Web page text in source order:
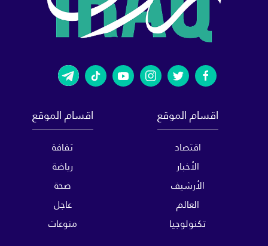
اقسام الموقع
اقتصاد
الأخبار
الأرشيف
العالم
تكنولوجيا
اقسام الموقع
ثقافة
رياضة
صحة
عاجل
منوعات